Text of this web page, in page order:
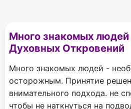
Много знакомых людей
Духовных Откровений
Много знакомых людей -
осторожным. Принятие
внимательного подхода. не
чтобы не наткнуться на